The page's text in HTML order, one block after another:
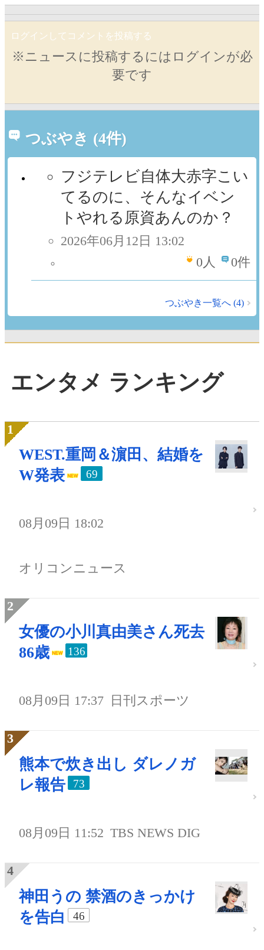
ログインしてコメントを投稿する
※ニュースに投稿するにはログインが必
要です
つぶやき (4件)
フジテレビ自体大赤字こい
てるのに、そんなイベン
トやれる原資あんのか？
2026年06月12日 13:02
0 人 0件
つぶやき一覧へ (4)
エンタメ ランキング
WEST.重岡＆濵田、結婚を
W発表
69
08月09日 18:02
オリコンニュース
女優の小川真由美さん死去
86歳
136
08月09日 17:37 日刊スポーツ
熊本で炊き出し ダレノガ
レ報告
73
08月09日 11:52 TBS NEWS DIG
神田うの 禁酒のきっかけ
を告白
46